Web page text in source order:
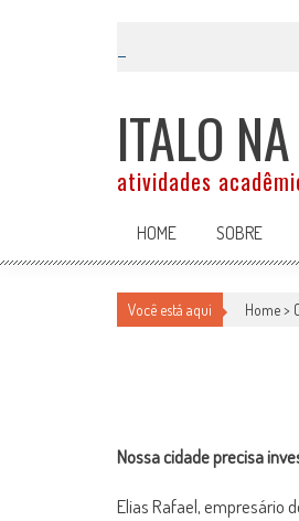
ITALO
atividades
HOME SOBRE
Você está aqui Home >
NOSSA
Classificados
Nossa cidade precisa
Elias Rafael, empresário